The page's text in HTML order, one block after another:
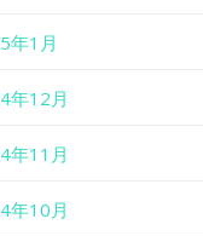
年1月
年12月
年11月
年10月